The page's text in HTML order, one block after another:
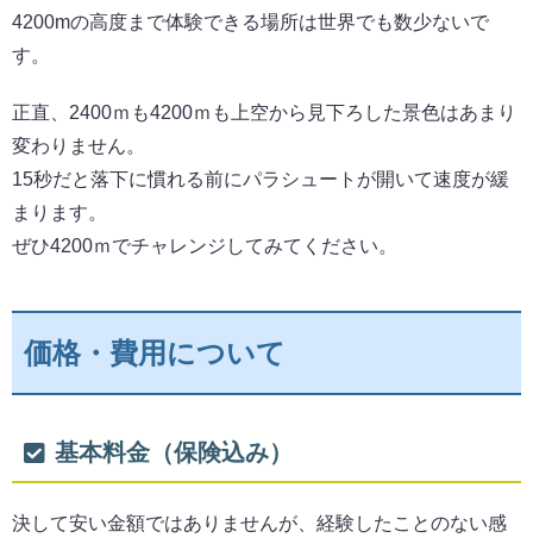
4200mの高度まで体験できる場所は世界でも数少ないで
す。
正直、2400ｍも4200ｍも上空から見下ろした景色はあまり
変わりません。
15秒だと落下に慣れる前にパラシュートが開いて速度が緩
まります。
ぜひ4200ｍでチャレンジしてみてください。
価格・費用について
基本料金（保険込み）
決して安い金額ではありませんが、経験したことのない感